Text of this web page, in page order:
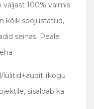
100% valmis
kõik soojustatud,
seinas. Peale
lülitid+audit (kogu
sisaldab ka